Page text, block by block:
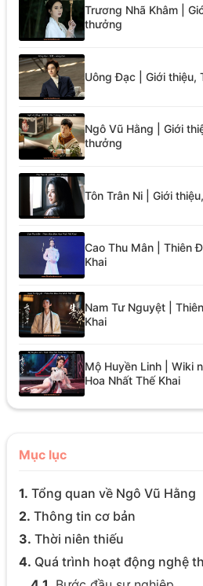
Trương Nhã Khâm |
thưởng
Uông Đạc | Giới thiệu,
Ngô Vũ Hằng | Giới
thưởng
Tôn Trân Ni | Giới
Cao Thu Mân | Thiên
Khai
Nam Tư Nguyệt |
Khai
Mộ Huyền Linh | Wiki
Hoa Nhất Thế Khai
Mục lục
1. Tổng quan về Ngô Vũ Hằng
2. Thông tin cơ bản
3. Thời niên thiếu
4. Quá trình hoạt động nghệ